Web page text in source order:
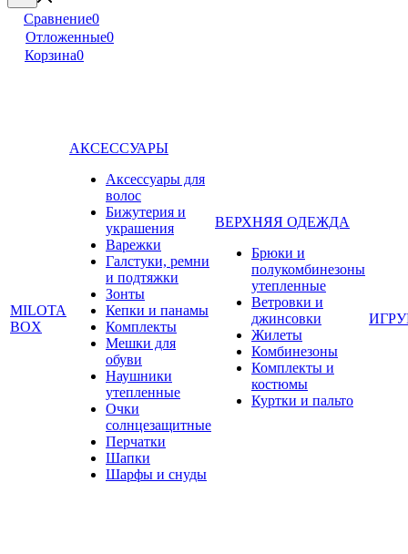
Сравнение0
Отложенные0
Корзина0
MILOTA
BOX
АКСЕССУАРЫ
Аксессуары для
волос
Бижутерия и
украшения
Варежки
Галстуки, ремни
и подтяжки
Зонты
Кепки и панамы
Комплекты
Мешки для
обуви
Наушники
утепленные
Очки
солнцезащитные
Перчатки
Шапки
Шарфы и снуды
ВЕРХНЯЯ ОДЕЖДА
Брюки и
полукомбинезоны
утепленные
Ветровки и
джинсовки
Жилеты
Комбинезоны
Комплекты и
костюмы
Куртки и пальто